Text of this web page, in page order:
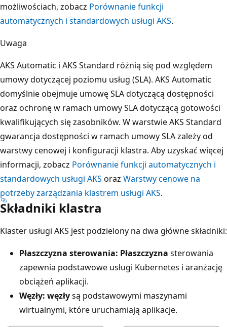
możliwościach, zobacz Porównanie funkcji
automatycznych i standardowych usługi AKS.
Uwaga
AKS Automatic i AKS Standard różnią się pod względem
umowy dotyczącej poziomu usług (SLA). AKS Automatic
domyślnie obejmuje umowę SLA dotyczącą dostępności
oraz ochronę w ramach umowy SLA dotyczącą gotowości
kwalifikujących się zasobników. W warstwie AKS Standard
gwarancja dostępności w ramach umowy SLA zależy od
warstwy cenowej i konfiguracji klastra. Aby uzyskać więcej
informacji, zobacz Porównanie funkcji automatycznych i
standardowych usługi AKS oraz Warstwy cenowe na
potrzeby zarządzania klastrem usługi AKS.
Składniki klastra
Klaster usługi AKS jest podzielony na dwa główne składniki:
Płaszczyzna sterowania: Płaszczyzna sterowania
zapewnia podstawowe usługi Kubernetes i aranżację
obciążeń aplikacji.
Węzły: węzłysą podstawowymi maszynami
wirtualnymi, które uruchamiają aplikacje.